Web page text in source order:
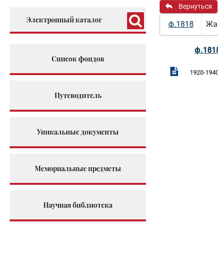
Электронный каталог
Список фондов
Путеводитель
Уникальные документы
Мемориальные предметы
Научная библиотека
Вернуться
ф.1818
1920-